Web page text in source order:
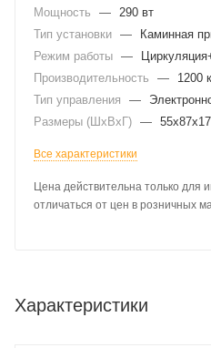
Мощность — 290 вт
Тип установки —
Каминная
Режим работы —
Производительность
—
1200
Тип управления
—
Размеры (ШхВхГ) —
Все характеристики
Цена действительна только для
отличаться от цен в розничных
Характеристики